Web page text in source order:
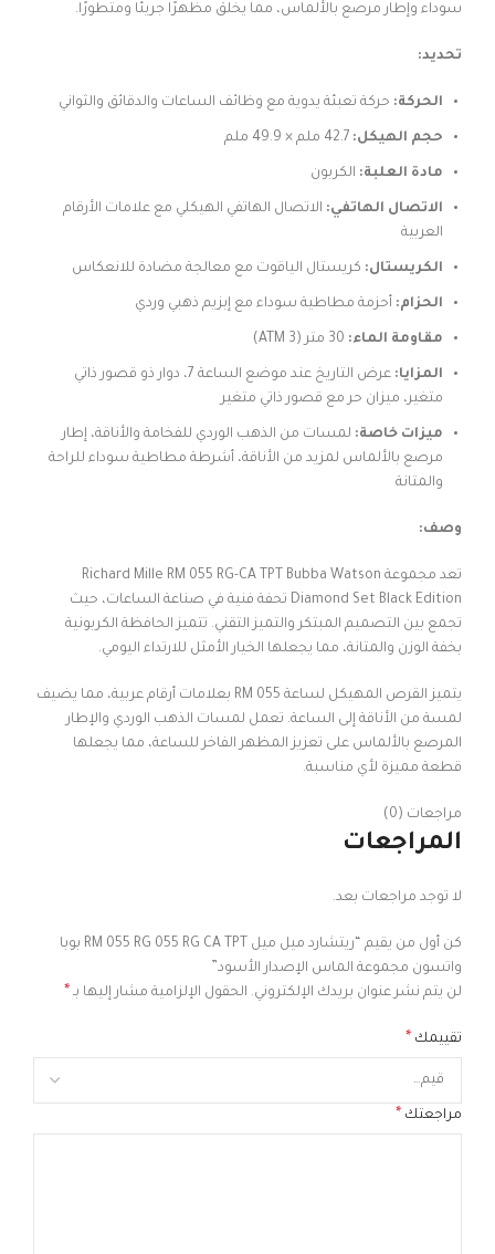
سوداء وإطار مرصع بالألماس، مما يخلق مظهرًا جريئًا ومتطورًا.
تحديد:
الحركة: حركة تعبئة يدوية مع وظائف الساعات والدقائق والثواني
حجم الهيكل:
مادة العلبة: الكربون
الاتصال الهاتفي: الاتصال الهاتفي الهيكلي مع علامات الأرقام
العربية
الكريستال: كريستال الياقوت مع معالجة مضادة للانعكاس
الحزام: أحزمة مطاطية سوداء مع إبزيم ذهبي وردي
مقاومة الماء:
المزايا:
عرض التاريخ عند موضع الساعة 7، دوار ذو قصور ذاتي
متغير، ميزان حر مع قصور ذاتي متغير
ميزات خاصة: لمسات من الذهب الوردي للفخامة والأناقة، إطار
مرصع بالألماس لمزيد من الأناقة، أشرطة مطاطية سوداء للراحة
والمتانة
وصف:
تعد مجموعة Richard Mille RM 055 RG-CA TPT Bubba Watson
Diamond Set Black Edition تحفة فنية في صناعة الساعات، حيث
تجمع بين التصميم المبتكر والتميز التقني. تتميز الحافظة الكربونية
بخفة الوزن والمتانة، مما يجعلها الخيار الأمثل للارتداء اليومي.
يتميز القرص المهيكل لساعة RM 055 بعلامات أرقام عربية، مما يضيف
لمسة من الأناقة إلى الساعة. تعمل لمسات الذهب الوردي والإطار
المرصع بالألماس على تعزيز المظهر الفاخر للساعة، مما يجعلها
قطعة مميزة لأي مناسبة.
مراجعات (0)
المراجعات
لا توجد مراجعات بعد.
كن أول من يقيم “ريتشارد ميل ميل RM 055 RG 055 RG CA TPT بوبا
واتسون مجموعة الماس الإصدار الأسود”
لن يتم نشر عنوان بريدك الإلكتروني. الحقول الإلزامية مشار إليها بـ *
تقييمك *
مراجعتك *